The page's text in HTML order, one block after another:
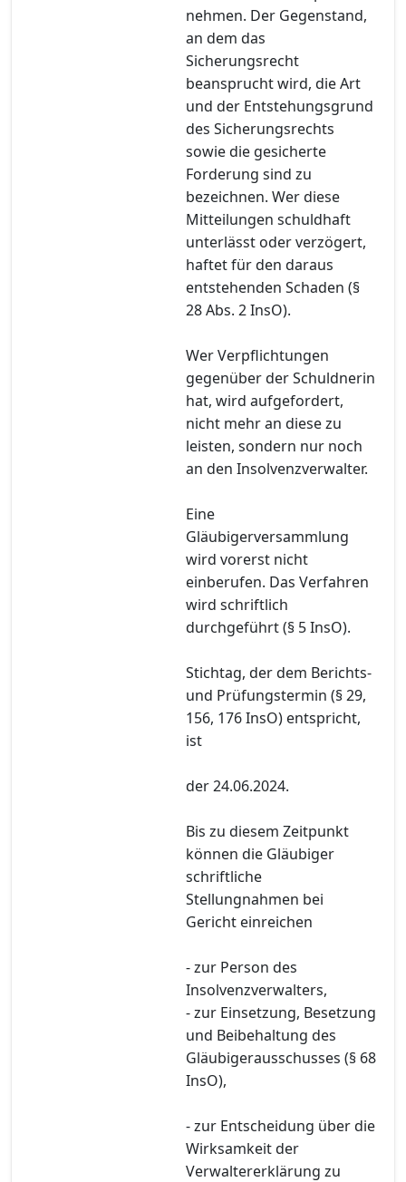
nehmen. Der Gegenstand,
an dem das
Sicherungsrecht
beansprucht wird, die Art
und der Entstehungsgrund
des Sicherungsrechts
sowie die gesicherte
Forderung sind zu
bezeichnen. Wer diese
Mitteilungen schuldhaft
unterlässt oder verzögert,
haftet für den daraus
entstehenden Schaden (§
28 Abs. 2 InsO).
Wer Verpflichtungen
gegenüber der Schuldnerin
hat, wird aufgefordert,
nicht mehr an diese zu
leisten, sondern nur noch
an den Insolvenzverwalter.
Eine
Gläubigerversammlung
wird vorerst nicht
einberufen. Das Verfahren
wird schriftlich
durchgeführt (§ 5 InsO).
Stichtag, der dem Berichts-
und Prüfungstermin (§ 29,
156, 176 InsO) entspricht,
ist
der 24.06.2024.
Bis zu diesem Zeitpunkt
können die Gläubiger
schriftliche
Stellungnahmen bei
Gericht einreichen
- zur Person des
Insolvenzverwalters,
- zur Einsetzung, Besetzung
und Beibehaltung des
Gläubigerausschusses (§ 68
InsO),
- zur Entscheidung über die
Wirksamkeit der
Verwaltererklärung zu